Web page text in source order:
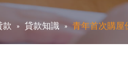
款 貸款知識 青年首次購屋